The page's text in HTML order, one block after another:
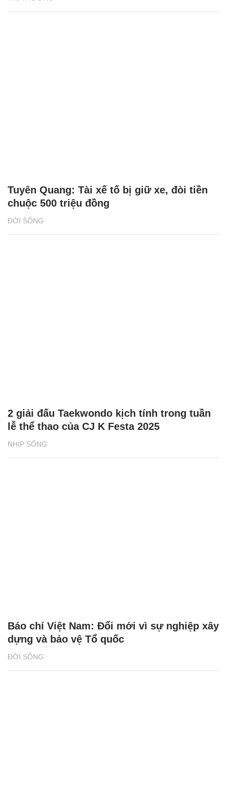
ĐỜI SỐNG
Tuyên Quang: Tài xế tố bị giữ xe, đòi tiền
chuộc 500 triệu đồng
NHỊP SỐNG
2 giải đấu Taekwondo kịch tính trong tuần
lễ thể thao của CJ K Festa 2025
ĐỜI SỐNG
Báo chí Việt Nam: Đổi mới vì sự nghiệp xây
dựng và bảo vệ Tổ quốc